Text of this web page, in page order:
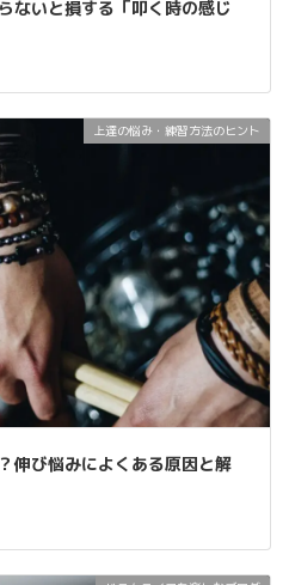
ないと損する「叩く時の感じ
上達の悩み・練習方法のヒント
伸び悩みによくある原因と解